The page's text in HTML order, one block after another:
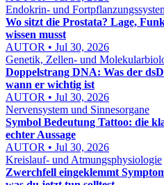
Endokrin- und
Wo sitzt die Prostata? Lage,
wissen musst
AUTOR • Jul 30, 2026
Genetik, Zellen- und
Doppelstrang DNA: Was der
wann er wichtig ist
AUTOR • Jul 30, 2026
Nervensystem und Sinnesorgane
Symbol Bedeutung Tattoo: die
echter Aussage
AUTOR • Jul 30, 2026
Kreislauf- und Atmungsphysiologie
Zwerchfell eingeklemmt